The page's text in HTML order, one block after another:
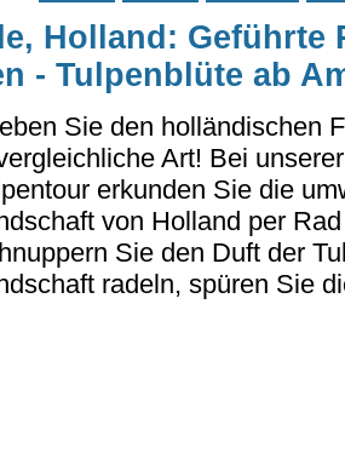
Holland: Geführte
- Tulpenblüte ab
Sie den holländischen
Art! Bei
erkunden Sie die
von Holland per
Sie den Duft der
radeln, spüren Sie